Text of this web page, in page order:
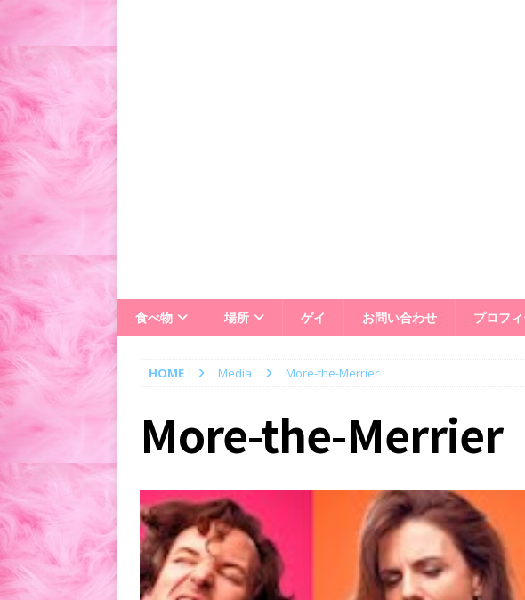
食べ物 場所 ゲイ お問い合わせ プロフ
HOME Media More-the-Merrier
More-the-Merrier